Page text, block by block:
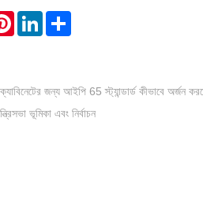
PinterestLinkedInShare
জন্য আইপি 65 স্ট্যান্ডার্ড কীভাবে অর্জন
ভূমিকা এবং নির্বাচন